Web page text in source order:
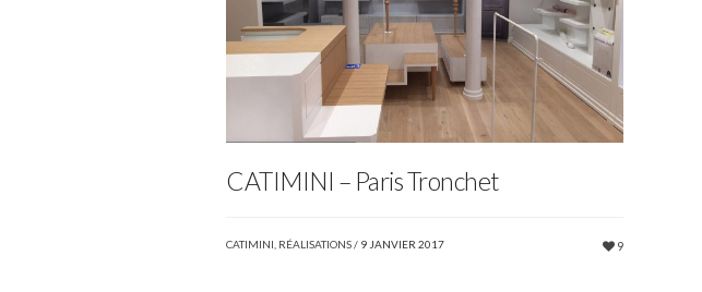
CATIMINI – Paris Tronchet
CATIMINI RÉALISATIONS/ 9 JANVIER 2017 9